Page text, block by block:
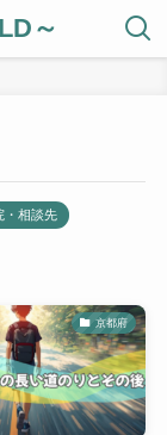
～
・相談先
京都府